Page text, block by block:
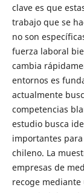
clave es que
trabajo que se
no son
fuerza laboral
cambia
entornos es
actualmente
competencias
estudio busca
importantes
chileno. La
empresas de
recoge